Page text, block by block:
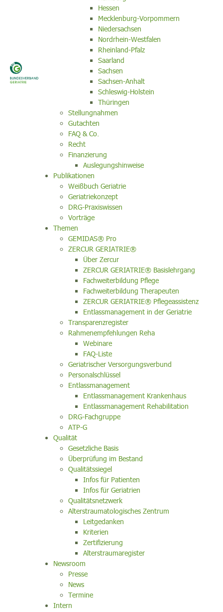
Hessen
Mecklenburg-Vorpommern
Niedersachsen
Nordrhein-Westfalen
Rheinland-Pfalz
Saarland
Sachsen
Sachsen-Anhalt
Schleswig-Holstein
Thüringen
Stellungnahmen
Gutachten
FAQ & Co.
Recht
Finanzierung
Auslegungshinweise
Publikationen
Weißbuch Geriatrie
Geriatriekonzept
DRG-Praxiswissen
Vorträge
Themen
GEMIDAS® Pro
ZERCUR GERIATRIE®
Über Zercur
ZERCUR GERIATRIE® Basislehrgang
Fachweiterbildung Pflege
Fachweiterbildung Therapeuten
ZERCUR GERIATRIE® Pflegeassistenz
Entlassmanagement in der Geriatrie
Transparenzregister
Rahmenempfehlungen Reha
Webinare
FAQ-Liste
Geriatrischer Versorgungsverbund
Personalschlüssel
Entlassmanagement
Entlassmanagement Krankenhaus
Entlassmanagement Rehabilitation
DRG-Fachgruppe
ATP-G
Qualität
Gesetzliche Basis
Überprüfung im Bestand
Qualitätssiegel
Infos für Patienten
Infos für Geriatrien
Qualitätsnetzwerk
Alterstraumatologisches Zentrum
Leitgedanken
Kriterien
Zertifizierung
Alterstraumaregister
Newsroom
Presse
News
Termine
Intern